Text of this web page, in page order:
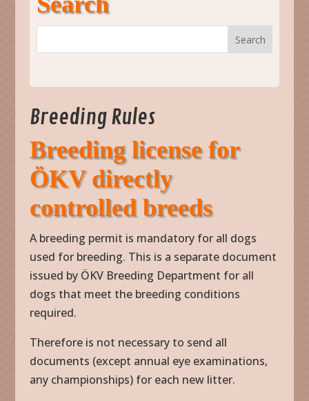
Breeding Rules
Breeding license for
ÖKV directly
controlled breeds
A breeding permit is mandatory for all dogs
used for breeding. This is a separate document
issued by ÖKV Breeding Department for all
dogs that meet the breeding conditions
required.
Therefore is not necessary to send all
documents (except annual eye examinations,
any championships) for each new litter.